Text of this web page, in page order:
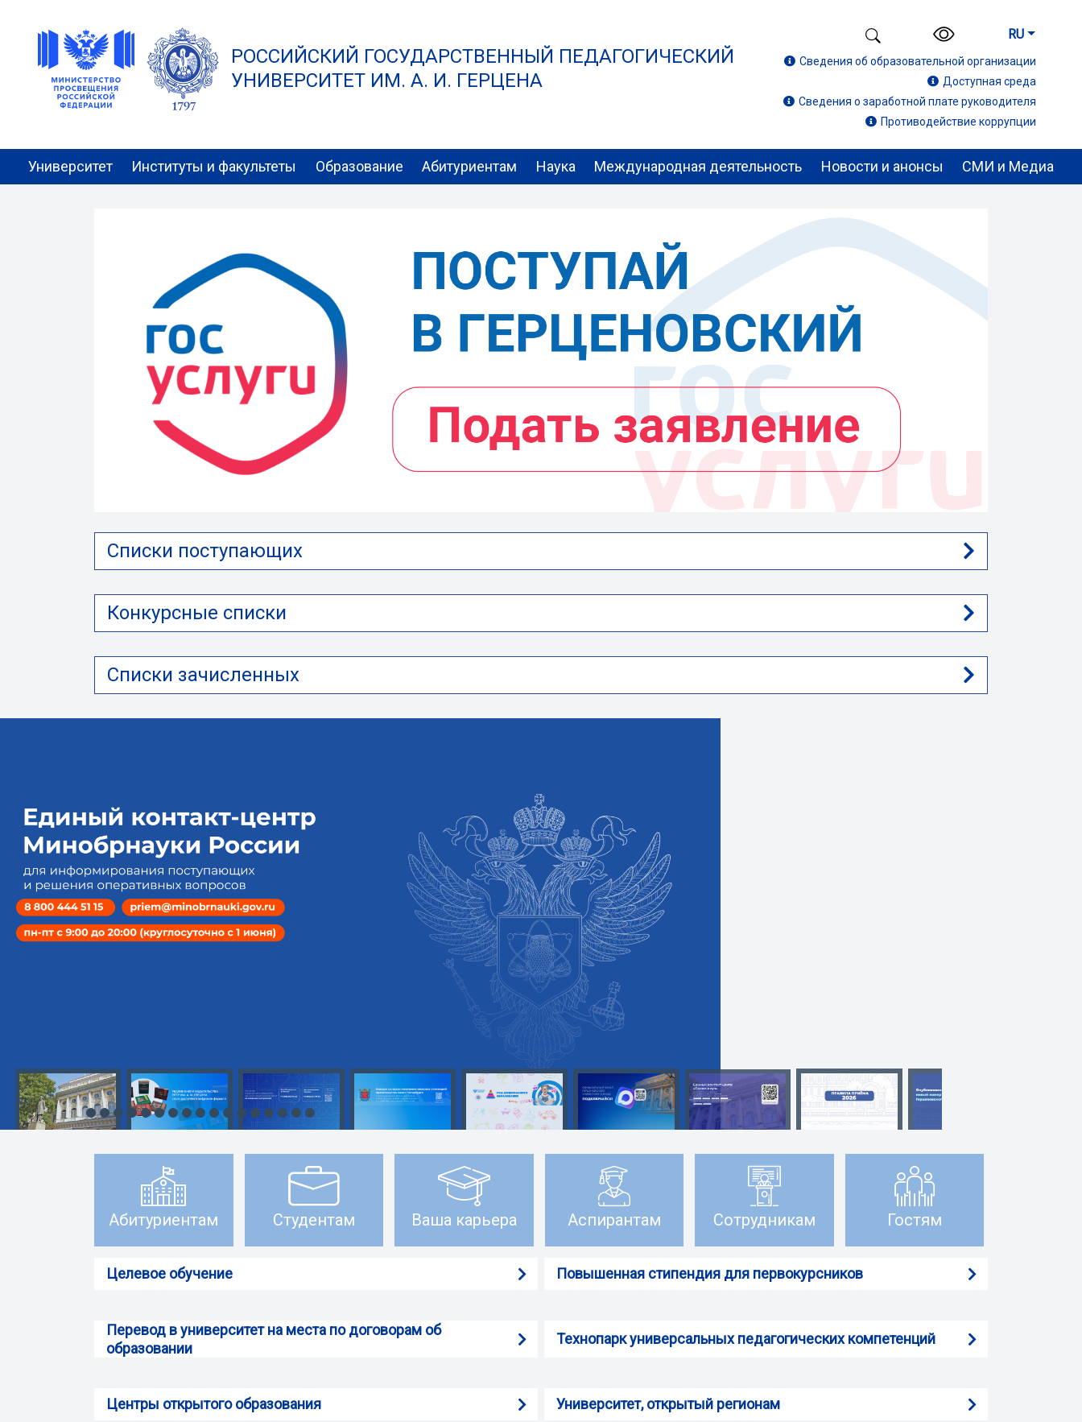
РОССИЙСКИЙ ГОСУДАРСТВЕННЫЙ ПЕДАГОГИЧЕСКИЙ
УНИВЕРСИТЕТ ИМ. А. И. ГЕРЦЕНА
RU
Сведения об образовательной организации
Доступная среда
Сведения о заработной плате руководителя
Противодействие коррупции
Университет Институты и факультеты Образование Абитуриентам Наука Международная деятельность Новости и анонсы СМИ и Медиа
Списки поступающих
Конкурсные списки
Списки зачисленных
Абитуриентам Студентам Ваша карьера Аспирантам Сотрудникам Гостям
Целевое обучение Повышенная стипендия для первокурсников
Перевод в университет на места по договорам об
образовании
Технопарк универсальных педагогических компетенций
Центры открытого образования Университет, открытый регионам